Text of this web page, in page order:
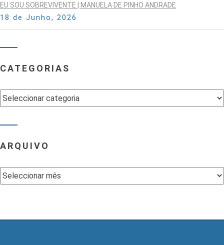
EU SOU SOBREVIVENTE | MANUELA DE PINHO ANDRADE
18 de Junho, 2026
CATEGORIAS
Categorias
ARQUIVO
Arquivo